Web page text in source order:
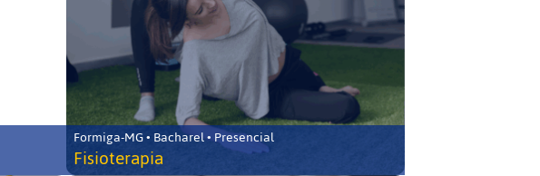
Formiga-MG • Bacharel • Presencial
Fisioterapia